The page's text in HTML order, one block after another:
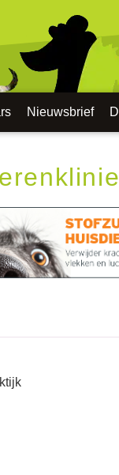
Nieuwsbrief